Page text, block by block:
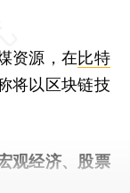
资源，在比特
将以区块链技
观经济、股票